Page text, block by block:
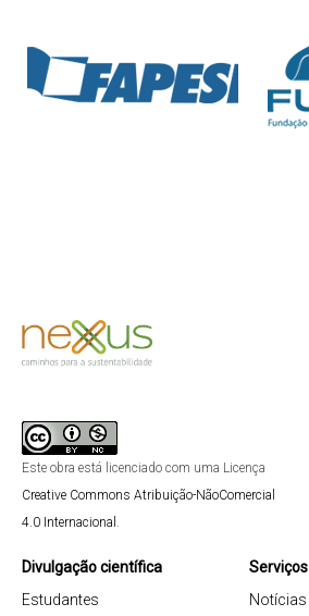
Este obra está licenciado com uma Licença
Creative Commons Atribuição-NãoComercial
4.0 Internacional .
Divulgação científica
Estudantes
Serviços
Notícias